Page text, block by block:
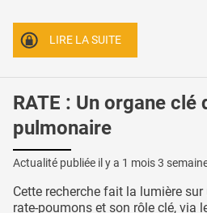
LIRE LA SUITE
RATE : Un organe clé
pulmonaire
Actualité publiée il y a 1 mois 3
Cette recherche fait la lumière
rate-poumons et son rôle clé, via